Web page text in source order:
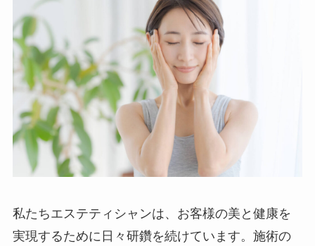
私たちエステティシャンは、お客様の美と健康を
実現するために日々研鑽を続けています。施術の